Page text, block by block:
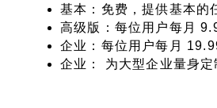
基本：免费，提供基本的
高级版：每位用户每月
企业：每位用户每月
企业： 为大型企业量身定